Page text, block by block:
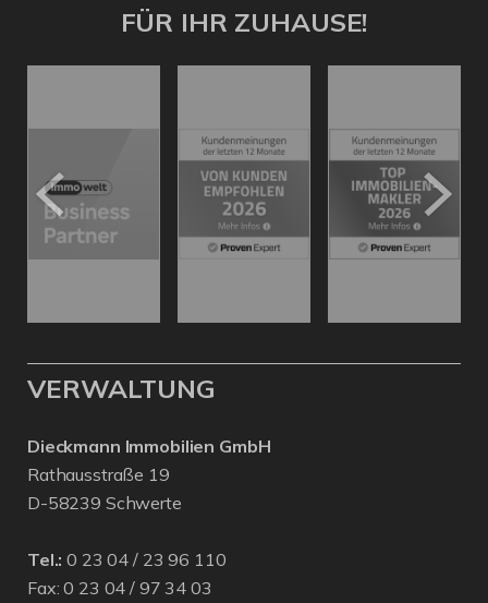
FÜR IHR ZUHAUSE!
VERWALTUNG
Dieckmann Immobilien GmbH
Rathausstraße 19
D-58239 Schwerte
Tel.: 0 23 04 / 23 96 110
Fax: 0 23 04 / 97 34 03